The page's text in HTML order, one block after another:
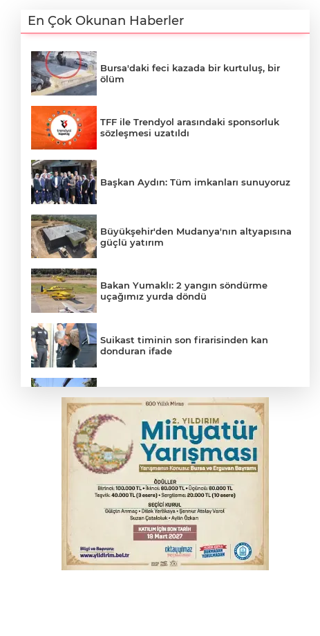
En Çok Okunan Haberler
Bursa'daki feci kazada bir kurtuluş, bir
ölüm
TFF ile Trendyol arasındaki sponsorluk
sözleşmesi uzatıldı
Başkan Aydın: Tüm imkanları sunuyoruz
Büyükşehir'den Mudanya'nın altyapısına
güçlü yatırım
Bakan Yumaklı: 2 yangın söndürme
uçağımız yurda döndü
Suikast timinin son firarisinden kan
donduran ifade
korunuyor
Bursa'da alkollü sürücü mahalleyi savaş
alanına çevirdi
Bursa'da tavuk çiftliğinde yangın
Bursa'da kontrolden çıkan araç orta
refüje çıktı